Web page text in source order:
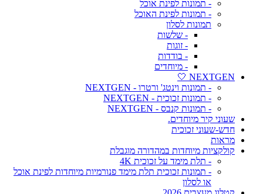
- תמונות לפינת אוכל
- תמונות לפינת האוכל
תמונות לסלון
- שלשות
- זוגות
- בודדות
- מיוחדים
NEXTGEN 🤍
- תמונות וינטג' ורטרו - NEXTGEN
- תמונות זכוכית - NEXTGEN
- תמונות קנבס - NEXTGEN
שעוני קיר מיוחדים.
חדש-שעוני זכוכית
מראות
קולקציות מיוחדות במהדורה מוגבלת
- תלת מימד על זכוכית 4K
- תמונות זכוכית תלת מימד פנורמיות מיוחדות לפינת אוכל
או לסלון